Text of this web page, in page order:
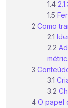
Como
O papel